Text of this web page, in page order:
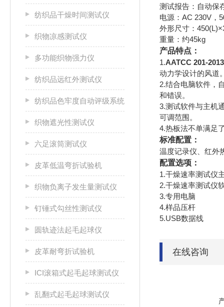
纺织品干燥时间测试仪
织物凉感测试仪
多功能织物强力仪
纺织品远红外测试仪
纺织品色牢度自动评级系统
织物遮光性测试仪
六足滚筒测试仪
皮革低温弯折试验机
织物负离子发生量测试仪
钉锤式勾丝性测试仪
圆轨迹法起毛起球仪
皮革耐弯折试验机
ICI滚箱式起毛起球测试仪
乱翻式起毛起球测试仪
测试报告：自动保
电源：AC 230V，
外形尺寸：
重量：约45kg
产品特点：
1.AATCC 201-
动力学设计的风道
2.结合电脑软件，
和错误。
3.测试软件与主机
可调范围。
4.热板法不单满足
标准配置：
温度记录仪、红外
配置选项：
1.干燥速率测试仪
2.干燥速率测试仪
3.专用电脑
4.样品压杆
5.USB数据线
在线咨询